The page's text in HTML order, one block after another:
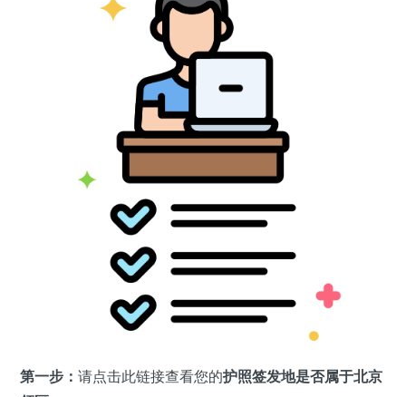
第一步： 请点击此链接查看您的护照签发地是否属于北京